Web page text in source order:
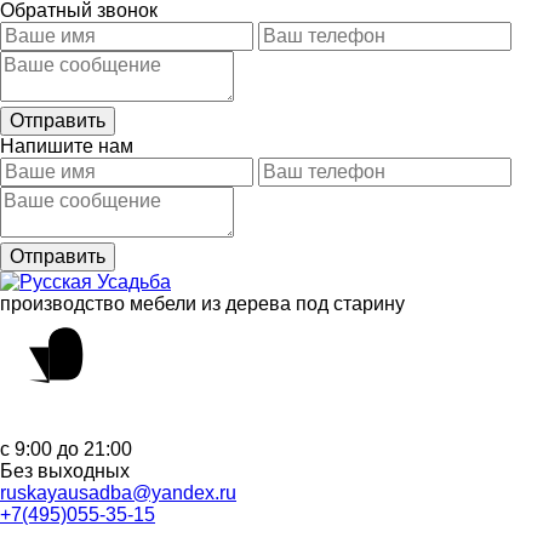
Обратный звонок
Напишите нам
производство мебели из дерева под старину
с 9:00 до 21:00
Без выходных
ruskayausadba@yandex.ru
+7(495)055-35-15